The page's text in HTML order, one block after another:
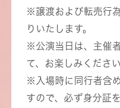
※譲渡および転売行
りいたします。
※公演当日は、主催
て、お楽しみください
※入場時に同行者含
すので、必ず身分証